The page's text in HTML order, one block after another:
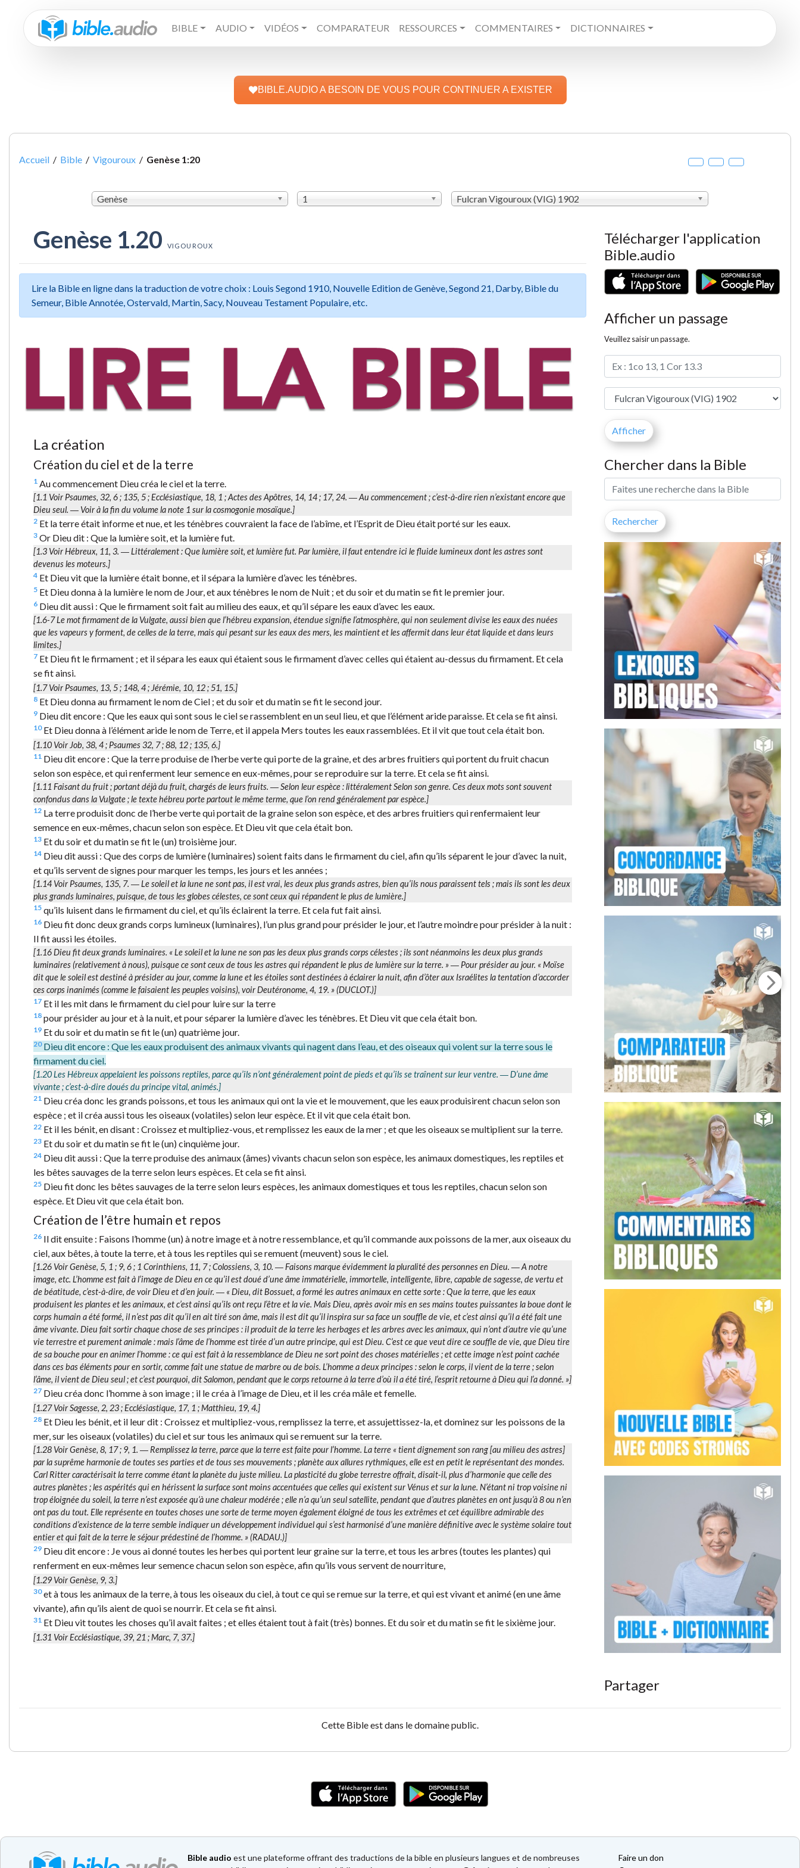
BIBLE AUDIO VIDÉOS COMPARATEUR RESSOURCES COMMENTAIRES DICTIONNAIRES
BIBLE.AUDIO A BESOIN DE VOUS POUR CONTINUER A EXISTER
Accueil / Bible / Vigouroux / Genèse 1:20
Genèse 1 Fulcran Vigouroux (VIG) 1902
Genèse 1.20 VIGOUROUX
Lire la Bible en ligne dans la traduction de votre choix : Louis Segond 1910, Nouvelle Edition de Genève, Segond 21, Darby, Bible du
Semeur, Bible Annotée, Ostervald, Martin, Sacy, Nouveau Testament Populaire, etc.
La création
Création du ciel et de la terre
1 Au commencement Dieu créa le ciel et la terre.
[1.1 Voir Psaumes, 32, 6 ; 135, 5 ; Ecclésiastique, 18, 1 ; Actes des Apôtres, 14, 14 ; 17, 24. ―Au commencement; c’est-à-dire rien n’existant encore que
Dieu seul. ― Voir à la fin du volume la note 1 sur la cosmogonie mosaïque.]
2 Et la terre était informe et nue, et les ténèbres couvraient la face de l’abîme, et l’Esprit de Dieu était porté sur les eaux.
3 Or Dieu dit : Que la lumière soit, et la lumière fut.
[1.3 Voir Hébreux, 11, 3. ― Littéralement :Que lumière soit, et lumière fut. Par lumière, il faut entendre ici le fluidelumineuxdont les astres sont
devenus les moteurs.]
4 Et Dieu vit que la lumière était bonne, et il sépara la lumière d’avec les ténèbres.
5 Et Dieu donna à la lumière le nom de Jour, et aux ténèbres le nom de Nuit ; et du soir et du matin se fit le premier jour.
6 Dieu dit aussi : Que le firmament soit fait au milieu des eaux, et qu’il sépare les eaux d’avec les eaux.
[1.6-7 Le motfirmamentde la Vulgate, aussi bien que l’hébreu expansion, étenduesignifie l’atmosphère, qui non seulement divise les eaux des nuées
que les vapeurs y forment, de celles de la terre, mais qui pesant sur les eaux des mers, les maintient et les affermit dans leur état liquide et dans leurs
limites.]
7 Et Dieu fit le firmament ; et il sépara les eaux qui étaient sous le firmament d’avec celles qui étaient au-dessus du firmament. Et cela
se fit ainsi.
[1.7 Voir Psaumes, 13, 5 ; 148, 4 ; Jérémie, 10, 12 ; 51, 15.]
8 Et Dieu donna au firmament le nom de Ciel ; et du soir et du matin se fit le second jour.
9 Dieu dit encore : Que les eaux qui sont sous le ciel se rassemblent en un seul lieu, et que l’élément aride paraisse. Et cela se fit ainsi.
10Et Dieu donna à l’élément aride le nom de Terre, et il appela Mers toutes les eaux rassemblées. Et il vit que tout cela était bon.
[1.10 Voir Job, 38, 4 ; Psaumes 32, 7 ; 88, 12 ; 135, 6.]
11 Dieu dit encore : Que la terre produise de l’herbe verte qui porte de la graine, et des arbres fruitiers qui portent du fruit chacun
selon son espèce, et qui renferment leur semence en eux-mêmes, pour se reproduire sur la terre. Et cela se fit ainsi.
[1.11 Faisant du fruit; portant déjà du fruit, chargés de leurs fruits. ―Selon leur espèce: littéralementSelon son genre. Ces deux mots sont souvent
confondus dans la Vulgate ; le texte hébreu porte partout le même terme, que l’on rend généralement parespèce.]
12 La terre produisit donc de l’herbe verte qui portait de la graine selon son espèce, et des arbres fruitiers qui renfermaient leur
semence en eux-mêmes, chacun selon son espèce. Et Dieu vit que cela était bon.
13 Et du soir et du matin se fit le (un) troisième jour.
14 Dieu dit aussi : Que des corps de lumière (luminaires) soient faits dans le firmament du ciel, afin qu’ils séparent le jour d’avec la nuit,
et qu’ils servent de signes pour marquer les temps, les jours et les années ;
[1.14 Voir Psaumes, 135, 7. ― Le soleil et la lune ne sont pas, il est vrai, les deux plus grands astres, bien qu’ils nous paraissent tels ; mais ils sont les deux
plus grandsluminaires, puisque, de tous les globes célestes, ce sont ceux qui répandent le plus de lumière.]
15 qu’ils luisent dans le firmament du ciel, et qu’ils éclairent la terre. Et cela fut fait ainsi.
16 Dieu fit donc deux grands corps lumineux (luminaires), l’un plus grand pour présider le jour, et l’autre moindre pour présider à la nuit :
Il fit aussi les étoiles.
[1.16Dieu fit deux grands luminaires. « Le soleil et la lune ne son pas les deux plus grands corps célestes ; ils sont néanmoins les deux plus grands
luminaires (relativement à nous), puisque ce sont ceux de tous les astres qui répandent le plus de lumière sur la terre. » ― Pour présider au jour. « Moïse
dit que le soleil est destiné à présider au jour, comme la lune et les étoiles sont destinées à éclairer la nuit, afin d’ôter aux Israélites la tentation d’accorder
ces corps inanimés (comme le faisaient les peuples voisins), voir Deutéronome, 4, 19. » (DUCLOT.)]
17 Et il les mit dans le firmament du ciel pour luire sur la terre
18 pour présider au jour et à la nuit, et pour séparer la lumière d’avec les ténèbres. Et Dieu vit que cela était bon.
19 Et du soir et du matin se fit le (un) quatrième jour.
20Dieu dit encore : Que les eaux produisent des animaux vivants qui nagent dans l’eau, et des oiseaux qui volent sur la terre sous le
firmament du ciel.
[1.20 Les Hébreux appelaient les poissonsreptiles, parce qu’ils n’ont généralement point de pieds et qu’ils se traînent sur leur ventre. ―D’une âme
vivante; c’est-à-dire doués du principe vital, animés.]
21 Dieu créa donc les grands poissons, et tous les animaux qui ont la vie et le mouvement, que les eaux produisirent chacun selon son
espèce ; et il créa aussi tous les oiseaux (volatiles) selon leur espèce. Et il vit que cela était bon.
22 Et il les bénit, en disant : Croissez et multipliez-vous, et remplissez les eaux de la mer ; et que les oiseaux se multiplient sur la terre.
23 Et du soir et du matin se fit le (un) cinquième jour.
24 Dieu dit aussi : Que la terre produise des animaux (âmes) vivants chacun selon son espèce, les animaux domestiques, les reptiles et
les bêtes sauvages de la terre selon leurs espèces. Et cela se fit ainsi.
25 Dieu fit donc les bêtes sauvages de la terre selon leurs espèces, les animaux domestiques et tous les reptiles, chacun selon son
espèce. Et Dieu vit que cela était bon.
Création de l’être humain et repos
26 Il dit ensuite : Faisons l’homme (un) à notre image et à notre ressemblance, et qu’il commande aux poissons de la mer, aux oiseaux du
ciel, aux bêtes, à toute la terre, et à tous les reptiles qui se remuent (meuvent) sous le ciel.
[1.26 Voir Genèse, 5, 1 ; 9, 6 ; 1 Corinthiens, 11, 7 ; Colossiens, 3, 10. ―Faisonsmarque évidemment la pluralité des personnes en Dieu. ―A notre
image, etc. L’homme est fait à l’image de Dieu en ce qu’il est doué d’une âme immatérielle, immortelle, intelligente, libre, capable de sagesse, de vertu et
de béatitude, c’est-à-dire, de voir Dieu et d’en jouir. ― « Dieu, dit Bossuet, a formé les autres animaux en cette sorte :Que la terre, que les eaux
produisent les plantes et les animaux, et c’est ainsi qu’ils ont reçu l’être et la vie. Mais Dieu, après avoir mis en ses mains toutes puissantes la boue dont le
corps humain a été formé, il n’est pas dit qu’il en ait tiré son âme, mais il est ditqu’il inspira sur sa face un souffle de vie, et c’est ainsi qu’il a été fait une
âme vivante. Dieu fait sortir chaque chose de ses principes : il produit de la terre les herbages et les arbres avec les animaux, qui n’ont d’autre vie qu’une
vie terrestre et purement animale : mais l’âme de l’homme est tirée d’un autre principe, qui est Dieu. C’est ce que veut dire ce souffle de vie, que Dieu tire
de sa bouche pour en animer l’homme : ce qui est fait à la ressemblance de Dieu ne sort point des choses matérielles ; et cette image n’est point cachée
dans ces bas éléments pour en sortir, comme fait une statue de marbre ou de bois. L’homme a deux principes : selon le corps, il vient de la terre ; selon
l’âme, il vient de Dieu seul ; et c’est pourquoi, dit Salomon, pendant que le corpsretourne à la terre d’où il a été tiré, l’esprit retourne à Dieu qui l’a donné. »]
27 Dieu créa donc l’homme à son image ; il le créa à l’image de Dieu, et il les créa mâle et femelle.
[1.27 Voir Sagesse, 2, 23 ; Ecclésiastique, 17, 1 ; Matthieu, 19, 4.]
28 Et Dieu les bénit, et il leur dit : Croissez et multipliez-vous, remplissez la terre, et assujettissez-la, et dominez sur les poissons de la
mer, sur les oiseaux (volatiles) du ciel et sur tous les animaux qui se remuent sur la terre.
[1.28 Voir Genèse, 8, 17 ; 9, 1. ― Remplissez la terre, parce que la terre est faite pour l’homme. La terre « tient dignement son rang [au milieu des astres]
par la suprême harmonie de toutes ses parties et de tous ses mouvements ; planète aux allures rythmiques, elle est en petit le représentant des mondes.
Carl Ritter caractérisait la terre comme étant la planète du juste milieu. La plasticité du globe terrestre offrait, disait-il, plus d’harmonie que celle des
autres planètes ; les aspérités qui en hérissent la surface sont moins accentuées que celles qui existent sur Vénus et sur la lune. N’étant ni trop voisine ni
trop éloignée du soleil, la terre n’est exposée qu’à une chaleur modérée ; elle n’a qu’un seul satellite, pendant que d’autres planètes en ont jusqu’à 8 ou n’en
ont pas du tout. Elle représente en toutes choses une sorte de terme moyen également éloigné de tous les extrêmes et cet équilibre admirable des
conditions d’existence de la terre semble indiquer un développement individuel qui s’est harmonisé d’une manière définitive avec le système solaire tout
entier et qui fait de la terre le séjour prédestiné de l’homme. » (RADAU.)]
29 Dieu dit encore : Je vous ai donné toutes les herbes qui portent leur graine sur la terre, et tous les arbres (toutes les plantes) qui
renferment en eux-mêmes leur semence chacun selon son espèce, afin qu’ils vous servent de nourriture,
[1.29 Voir Genèse, 9, 3.]
30et à tous les animaux de la terre, à tous les oiseaux du ciel, à tout ce qui se remue sur la terre, et qui est vivant et animé (en une âme
vivante), afin qu’ils aient de quoi se nourrir. Et cela se fit ainsi.
31 Et Dieu vit toutes les choses qu’il avait faites ; et elles étaient tout à fait (très) bonnes. Et du soir et du matin se fit le sixième jour.
[1.31 Voir Ecclésiastique, 39, 21 ; Marc, 7, 37.]
Télécharger l'application
Bible.audio
Afficher un passage
Veuillez saisir un passage.
Chercher dans la Bible
Partager
Cette Bible est dans le domaine public.
Bible audio est une plateforme offrant des traductions de la bible en plusieurs langues et de nombreuses
Faire un don